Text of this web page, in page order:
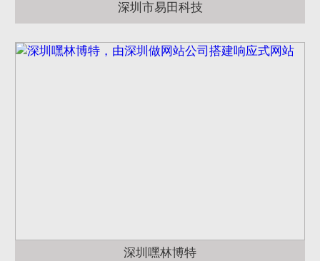
深圳市易田科技
深圳嘿林博特